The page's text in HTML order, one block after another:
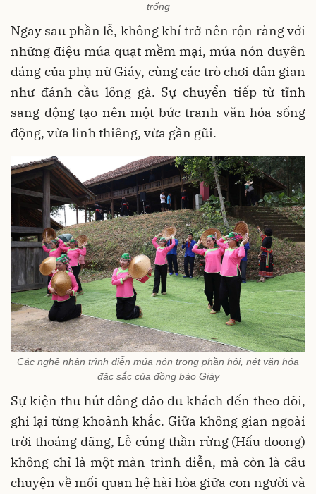
trống
Ngay sau phần lễ, không khí trở nên rộn ràng với
những điệu múa quạt mềm mại, múa nón duyên
dáng của phụ nữ Giáy, cùng các trò chơi dân gian
như đánh cầu lông gà. Sự chuyển tiếp từ tĩnh
sang động tạo nên một bức tranh văn hóa sống
động, vừa linh thiêng, vừa gần gũi.
Các nghệ nhân trình diễn múa nón trong phần hội, nét văn hóa
đặc sắc của đồng bào Giáy
Sự kiện thu hút đông đảo du khách đến theo dõi,
ghi lại từng khoảnh khắc. Giữa không gian ngoài
trời thoáng đãng, Lễ cúng thần rừng (Hấu đoong)
không chỉ là một màn trình diễn, mà còn là câu
chuyện về mối quan hệ hài hòa giữa con người và